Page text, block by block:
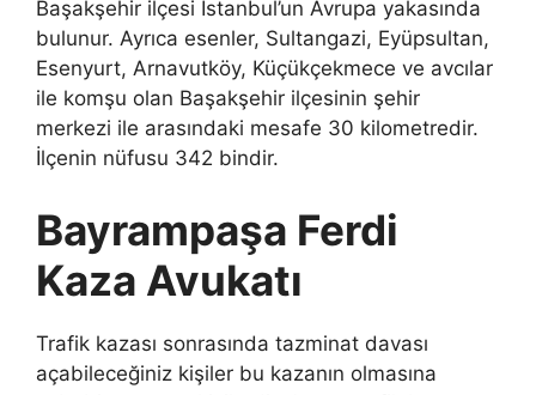
Başakşehir ilçesi İstanbul’un Avrupa yakasında
bulunur. Ayrıca esenler, Sultangazi, Eyüpsultan,
Esenyurt, Arnavutköy, Küçükçekmece ve avcılar
ile komşu olan Başakşehir ilçesinin şehir
merkezi ile arasındaki mesafe 30 kilometredir.
İlçenin nüfusu 342 bindir.
Bayrampaşa Ferdi
Kaza Avukatı
Trafik kazası sonrasında tazminat davası
açabileceğiniz kişiler bu kazanın olmasına